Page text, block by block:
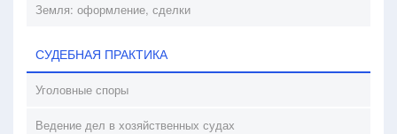
Земля: оформление, сделки
СУДЕБНАЯ ПРАКТИКА
Уголовные споры
Ведение дел в хозяйственных судах